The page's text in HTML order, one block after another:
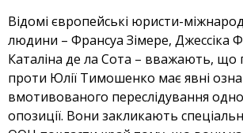
Відомі європейські юристи-
людини – Франсуа Зімере, Джессіка
Каталіна де ла Сота – вважають, що
проти Юлії Тимошенко має явні
вмотивованого переслідування
опозиції. Вони закликають